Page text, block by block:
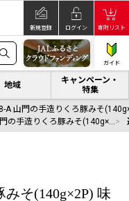
新規登録 ログイン 寄附リスト
ガイド
地域
キャンペーン・
特集
A 山門の手造りくろ豚みそ
の手造りくろ豚みそ(140g×…
そ(140g×2P) 味